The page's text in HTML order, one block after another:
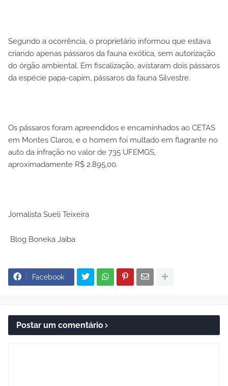
Segundo a ocorrência, o proprietário informou que estava
criando apenas pássaros da fauna exótica, sem autorização
do órgão ambiental. Em fiscalização, avistaram dois pássaros
da espécie papa-capim, pássaros da fauna Silvestre.
Os pássaros foram apreendidos e encaminhados ao CETAS
em Montes Claros, e o homem foi multado em flagrante no
auto da infração no valor de 735 UFEMGS,
aproximadamente R$ 2.895,00.
Jornalista Sueli Teixeira
Blog Boneka Jaíba
Facebook
Postar um comentário